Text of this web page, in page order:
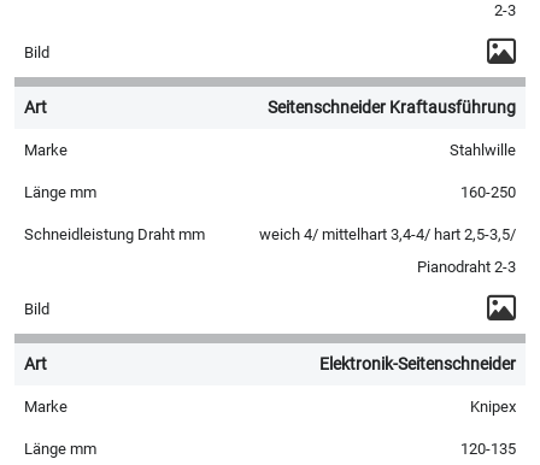
2-3
Seitenschneider Kraftausführung
Stahlwille
160-250
weich 4/ mittelhart 3,4-4/ hart 2,5-3,5/
Pianodraht 2-3
Elektronik-Seitenschneider
Knipex
120-135